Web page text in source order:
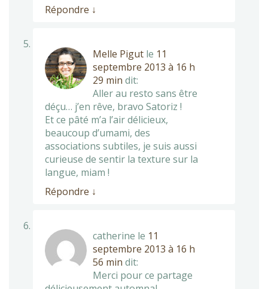
Répondre ↓
Melle Pigut le 11
septembre 2013 à 16 h
29 min dit:
Aller au resto sans être
déçu… j’en rêve, bravo Satoriz !
Et ce pâté m’a l’air délicieux,
beaucoup d’umami, des
associations subtiles, je suis aussi
curieuse de sentir la texture sur la
langue, miam !
Répondre ↓
catherine le 11
septembre 2013 à 16 h
56 min dit:
Merci pour ce partage